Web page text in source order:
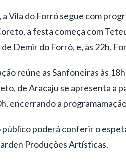
a Vila do Forró segue com
a festa começa com
Demir do Forró, e, às 22h,
reúne as Sanfoneiras às
de Aracaju se apresenta a
encerrando a
público poderá conferir o
Produções Artísticas.